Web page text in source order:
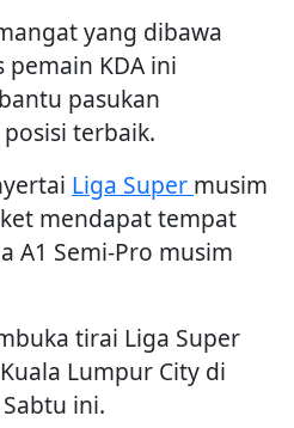
yang dibawa
pemain KDA ini
pasukan
terbaik.
Liga Super musim
mendapat tempat
A1 Semi-Pro musim
tirai Liga Super
Lumpur City di
ini.